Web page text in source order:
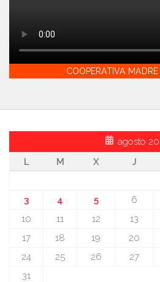
COOPERATIVA
agosto
L
M X J
3
4 5 6
10
11 12 13
17
18 19 20
24
25 26 27
31